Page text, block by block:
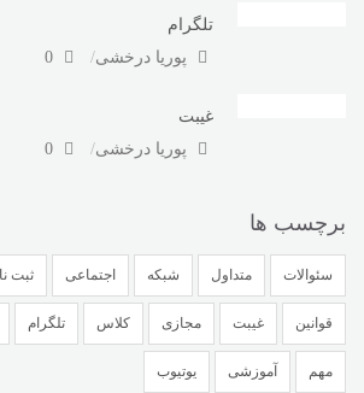
تلگرام
پوریا درخشی
غیبت
پوریا درخشی
برچسب ها
سئوالات متداول شبکه اجتماعی ثبت
قوانین غیبت مجازی کلاس تلگرام
مهم آموزشی یوتیوب